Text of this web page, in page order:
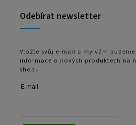
Odebírat newsletter
Vložte svůj e-mail a my vám
informace o nových produktech na
shopu.
E-mail